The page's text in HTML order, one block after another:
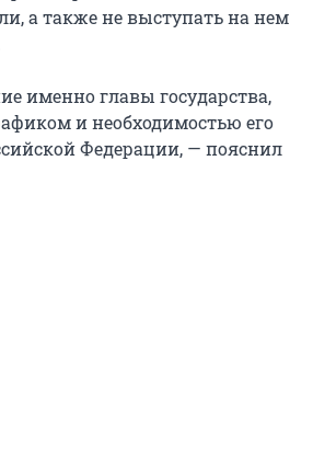
а также не выступать на нем
именно главы государства,
и необходимостью его
Федерации, — пояснил